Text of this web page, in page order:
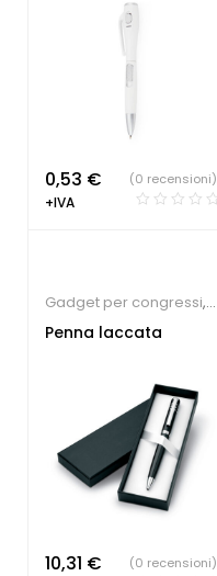
0,53 €
+IVA
(0 recensioni)
Gadget per congressi,
Penne Personalizzate
Penna laccata
10,31 € (0 recensioni)